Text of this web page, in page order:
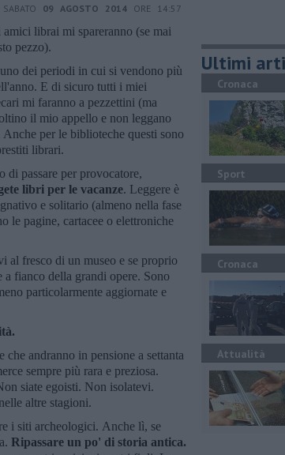
09 AGOSTO 2014 ORE 14:57
librai mi spareranno (se mai
pezzo).
dei periodi in cui si vendono più
E di sicuro tutti i miei
mi faranno a pezzettini (ma
il mio appello e non leggano
Anche per le biblioteche questi sono
librari.
di passare per provocatore,
libri per le vacanze. Leggere è
e solitario (almeno nella fase
le pagine, cartacee o elettroniche
al fresco di un museo e se proprio
fianco della grandi opere. Sono
particolarmente aggiornate e
andranno in pensione a settanta
sempre più rara e preziosa.
siate egoisti. Non isolatevi.
altre stagioni.
i siti archeologici. Anche lì, se
Ripassare un po' di storia antica.
Ultimi
Cronaca
Sport
Cronaca
Attualità